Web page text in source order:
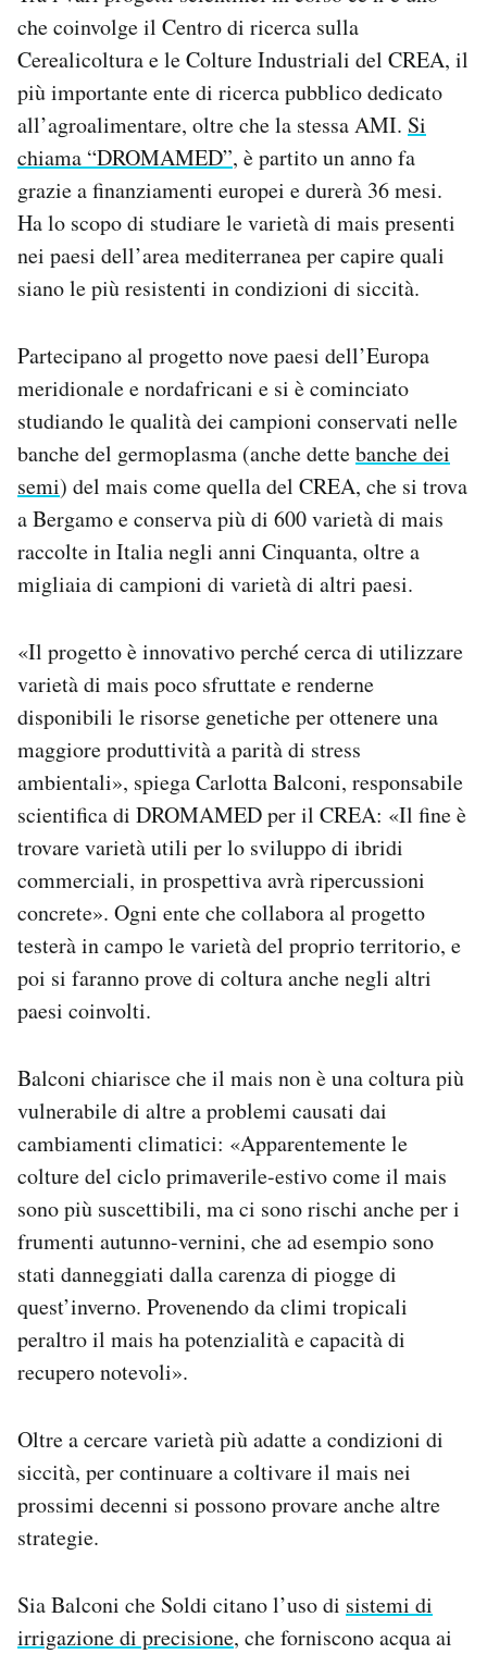
che coinvolge il Centro di ricerca sulla
Cerealicoltura e le Colture Industriali del CREA, il
più importante ente di ricerca pubblico dedicato
all’agroalimentare, oltre che la stessa AMI. Si
chiama “DROMAMED”, è partito un anno fa
grazie a finanziamenti europei e durerà 36 mesi.
Ha lo scopo di studiare le varietà di mais presenti
nei paesi dell’area mediterranea per capire quali
siano le più resistenti in condizioni di siccità.
Partecipano al progetto nove paesi dell’Europa
meridionale e nordafricani e si è cominciato
studiando le qualità dei campioni conservati nelle
banche del germoplasma (anche dettebanche dei
semi) del mais come quella del CREA, che si trova
a Bergamo e conserva più di 600 varietà di mais
raccolte in Italia negli anni Cinquanta, oltre a
migliaia di campioni di varietà di altri paesi.
«Il progetto è innovativo perché cerca di utilizzare
varietà di mais poco sfruttate e renderne
disponibili le risorse genetiche per ottenere una
maggiore produttività a parità di stress
ambientali», spiega Carlotta Balconi, responsabile
scientifica di DROMAMED per il CREA: «Il fine è
trovare varietà utili per lo sviluppo di ibridi
commerciali, in prospettiva avrà ripercussioni
concrete». Ogni ente che collabora al progetto
testerà in campo le varietà del proprio territorio, e
poi si faranno prove di coltura anche negli altri
paesi coinvolti.
Balconi chiarisce che il mais non è una coltura più
vulnerabile di altre a problemi causati dai
cambiamenti climatici: «Apparentemente le
colture del ciclo primaverile-estivo come il mais
sono più suscettibili, ma ci sono rischi anche per i
frumenti autunno-vernini, che ad esempio sono
stati danneggiati dalla carenza di piogge di
quest’inverno. Provenendo da climi tropicali
peraltro il mais ha potenzialità e capacità di
recupero notevoli».
Oltre a cercare varietà più adatte a condizioni di
siccità, per continuare a coltivare il mais nei
prossimi decenni si possono provare anche altre
strategie.
Sia Balconi che Soldi citano l’uso di sistemi di
irrigazione di precisione, che forniscono acqua ai